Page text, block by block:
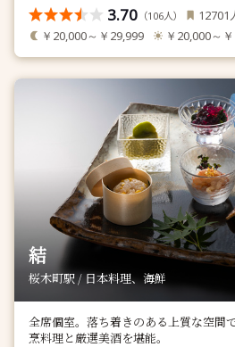
3.70 （106人） 12701
￥20,000～￥29,999 ￥20,000～
結
桜木町駅 / 日本料理、海鮮
全席個室。落ち着きのある上質な空間
烹料理と厳選美酒を堪能。